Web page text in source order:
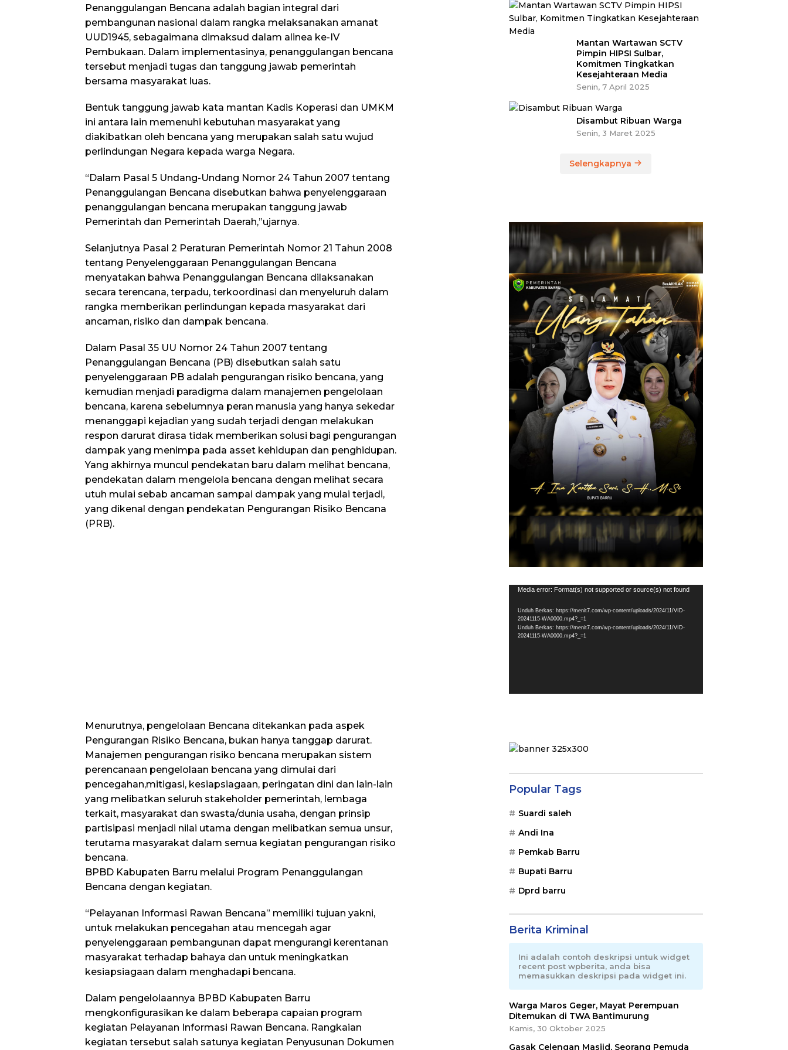
Penanggulangan Bencana adalah bagian integral dari
pembangunan nasional dalam rangka melaksanakan amanat
UUD1945, sebagaimana dimaksud dalam alinea ke-IV
Pembukaan. Dalam implementasinya, penanggulangan bencana
tersebut menjadi tugas dan tanggung jawab pemerintah
bersama masyarakat luas.
Bentuk tanggung jawab kata mantan Kadis Koperasi dan UMKM
ini antara lain memenuhi kebutuhan masyarakat yang
diakibatkan oleh bencana yang merupakan salah satu wujud
perlindungan Negara kepada warga Negara.
“Dalam Pasal 5 Undang-Undang Nomor 24 Tahun 2007 tentang
Penanggulangan Bencana disebutkan bahwa penyelenggaraan
penanggulangan bencana merupakan tanggung jawab
Pemerintah dan Pemerintah Daerah,”ujarnya.
Selanjutnya Pasal 2 Peraturan Pemerintah Nomor 21 Tahun 2008
tentang Penyelenggaraan Penanggulangan Bencana
menyatakan bahwa Penanggulangan Bencana dilaksanakan
secara terencana, terpadu, terkoordinasi dan menyeluruh dalam
rangka memberikan perlindungan kepada masyarakat dari
ancaman, risiko dan dampak bencana.
Dalam Pasal 35 UU Nomor 24 Tahun 2007 tentang
Penanggulangan Bencana (PB) disebutkan salah satu
penyelenggaraan PB adalah pengurangan risiko bencana, yang
kemudian menjadi paradigma dalam manajemen pengelolaan
bencana, karena sebelumnya peran manusia yang hanya sekedar
menanggapi kejadian yang sudah terjadi dengan melakukan
respon darurat dirasa tidak memberikan solusi bagi pengurangan
dampak yang menimpa pada asset kehidupan dan penghidupan.
Yang akhirnya muncul pendekatan baru dalam melihat bencana,
pendekatan dalam mengelola bencana dengan melihat secara
utuh mulai sebab ancaman sampai dampak yang mulai terjadi,
yang dikenal dengan pendekatan Pengurangan Risiko Bencana
(PRB).
Menurutnya, pengelolaan Bencana ditekankan pada aspek
Pengurangan Risiko Bencana, bukan hanya tanggap darurat.
Manajemen pengurangan risiko bencana merupakan sistem
perencanaan pengelolaan bencana yang dimulai dari
pencegahan,mitigasi, kesiapsiagaan, peringatan dini dan lain-lain
yang melibatkan seluruh stakeholder pemerintah, lembaga
terkait, masyarakat dan swasta/dunia usaha, dengan prinsip
partisipasi menjadi nilai utama dengan melibatkan semua unsur,
terutama masyarakat dalam semua kegiatan pengurangan risiko
bencana.
BPBD Kabupaten Barru melalui Program Penanggulangan
Bencana dengan kegiatan.
“Pelayanan Informasi Rawan Bencana” memiliki tujuan yakni,
untuk melakukan pencegahan atau mencegah agar
penyelenggaraan pembangunan dapat mengurangi kerentanan
masyarakat terhadap bahaya dan untuk meningkatkan
kesiapsiagaan dalam menghadapi bencana.
Dalam pengelolaannya BPBD Kabupaten Barru
mengkonfigurasikan ke dalam beberapa capaian program
kegiatan Pelayanan Informasi Rawan Bencana. Rangkaian
kegiatan tersebut salah satunya kegiatan Penyusunan Dokumen
Mantan Wartawan SCTV
Pimpin HIPSI Sulbar,
Komitmen Tingkatkan
Kesejahteraan Media
Senin, 7 April 2025
Disambut Ribuan Warga
Senin, 3 Maret 2025
Selengkapnya
Pemutar
Media error: Format(s) not supported or source(s) not found
Unduh Berkas: https://menit7.com/wp-content/uploads/2024/11/VID-
20241115-WA0000.mp4?_=1
Unduh Berkas: https://menit7.com/wp-content/uploads/2024/11/VID-
20241115-WA0000.mp4?_=1
Popular Tags
Suardi saleh
Andi Ina
Pemkab Barru
Bupati Barru
Dprd barru
Berita Kriminal
Ini adalah contoh deskripsi untuk widget
recent post wpberita, anda bisa
memasukkan deskripsi pada widget ini.
Warga Maros Geger, Mayat Perempuan
Ditemukan di TWA Bantimurung
Kamis, 30 Oktober 2025
Gasak Celengan Masjid, Seorang Pemuda